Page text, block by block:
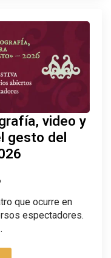
video y
gesto del
que ocurre en
espectadores.